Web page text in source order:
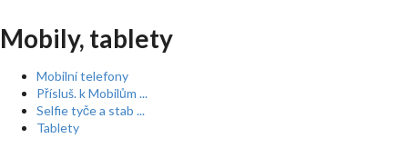
Mobily, tablety
Mobilní telefony
Přísluš. k Mobilům ...
Selfie tyče a stab ...
Tablety